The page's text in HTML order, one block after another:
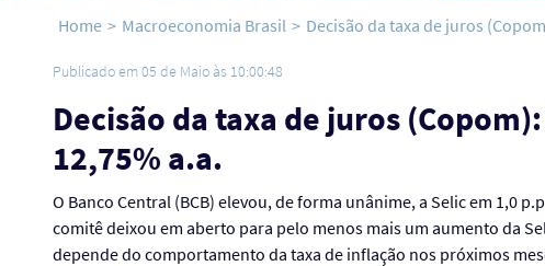
Home > Macroeconomia Brasil > Decisão da taxa de juros
Publicado em 05 de Maio às 10:00:48
Decisão da taxa de juros
12,75% a.a.
O Banco Central (BCB) elevou, de forma unânime, a Selic em 1,0
comitê deixou em aberto para pelo menos mais um aumento da
depende do comportamento da taxa de inflação nos próximos